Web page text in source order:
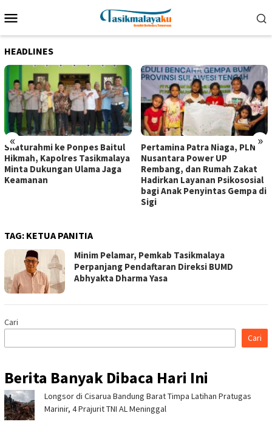
ke
Mobile
HEADLINES
« »
Silaturahmi ke Ponpes Baitul
Hikmah, Kapolres Tasikmalaya
Minta Dukungan Ulama Jaga
Keamanan
Pertamina Patra Niaga, PLN
Nusantara Power UP
Rembang, dan Rumah Zakat
Hadirkan Layanan Psikososial
bagi Anak Penyintas Gempa di
Sigi
TAG: KETUA PANITIA
Minim Pelamar, Pemkab Tasikmalaya
Perpanjang Pendaftaran Direksi BUMD
Abhyakta Dharma Yasa
Cari
Cari
Berita Banyak Dibaca Hari Ini
Longsor di Cisarua Bandung Barat Timpa Latihan Pra­tugas
Marinir, 4 Prajurit TNI AL Meninggal